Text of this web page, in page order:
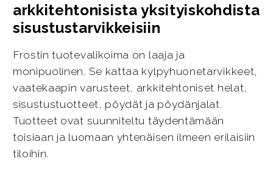
arkkitehtonisista yksityiskohdista
sisustustarvikkeisiin
Frostin tuotevalikoima on laaja ja
monipuolinen. Se kattaa kylpyhuonetarvikkeet,
vaatekaapin varusteet, arkkitehtoniset helat,
sisustustuotteet, pöydät ja pöydänjalat.
Tuotteet ovat suunniteltu täydentämään
toisiaan ja luomaan yhtenäisen ilmeen erilaisiin
tiloihin.